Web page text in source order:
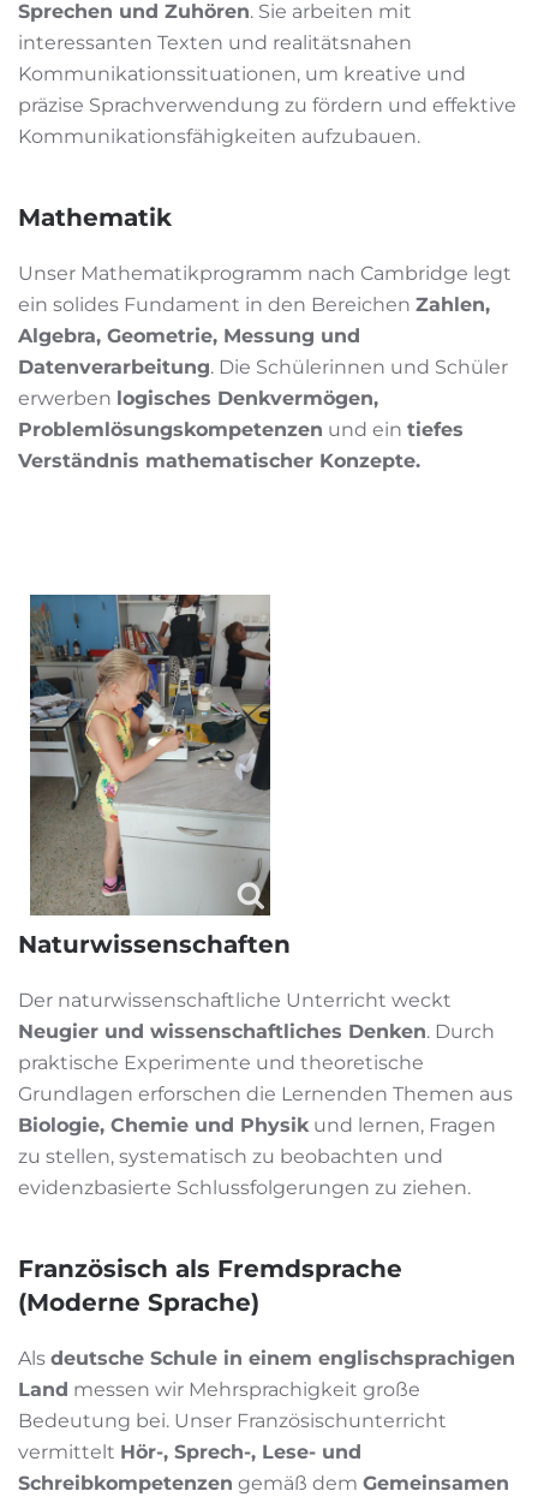
Sprechen und Zuhören. Sie arbeiten mit
interessanten Texten und realitätsnahen
Kommunikationssituationen, um kreative und
präzise Sprachverwendung zu fördern und effektive
Kommunikationsfähigkeiten aufzubauen.
Mathematik
Unser Mathematikprogramm nach Cambridge legt
ein solides Fundament in den Bereichen Zahlen,
Algebra, Geometrie, Messung und
Datenverarbeitung. Die Schülerinnen und Schüler
erwerben logisches Denkvermögen,
Problemlösungskompetenzen und ein tiefes
Verständnis mathematischer Konzepte.
Naturwissenschaften
Der naturwissenschaftliche Unterricht weckt
Neugier und wissenschaftliches Denken. Durch
praktische Experimente und theoretische
Grundlagen erforschen die Lernenden Themen aus
Biologie, Chemie und Physikund lernen, Fragen
zu stellen, systematisch zu beobachten und
evidenzbasierte Schlussfolgerungen zu ziehen.
Französisch als Fremdsprache
(Moderne Sprache)
Als deutsche Schule in einem englischsprachigen
Land messen wir Mehrsprachigkeit große
Bedeutung bei. Unser Französischunterricht
vermittelt Hör-, Sprech-, Lese- und
Schreibkompetenzen gemäß dem Gemeinsamen